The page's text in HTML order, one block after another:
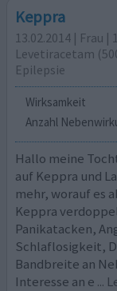
Keppra
13.02.2014 | Frau |
Levetiracetam
Epilepsie
Wirksamkeit
Anzahl
Hallo meine
auf Keppra und
mehr, worauf es
Keppra
Panikatacken,
Schlaflosigkeit,
Bandbreite an
Interesse an e ...